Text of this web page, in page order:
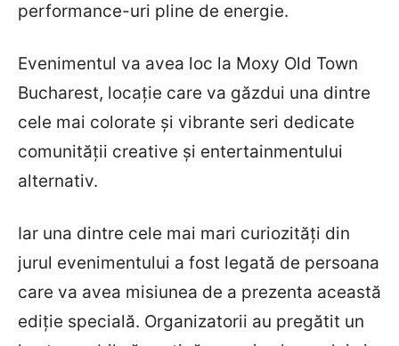
performance-uri pline de energie.
Evenimentul va avea loc la Moxy Old Town
Bucharest, locație care va găzdui una dintre
cele mai colorate și vibrante seri dedicate
comunității creative și entertainmentului
alternativ.
Iar una dintre cele mai mari curiozități din
jurul evenimentului a fost legată de persoana
care va avea misiunea de a prezenta această
ediție specială. Organizatorii au pregătit un